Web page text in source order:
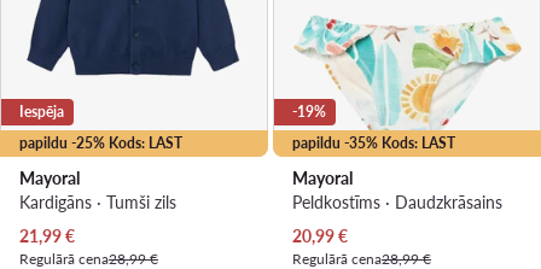
papildu -25% Kods: LAST
Iespēja
Mayoral
Kardigāns · Tumši zils
Pašreizējā cena
21,99€
Regulārā cena28,99 €
papildu -35% Kods: LAST
-19%
Mayoral
Peldkostīms · Daudzkrāsains
Pašreizējā cena
20,99€
Regulārā cena28,99 €